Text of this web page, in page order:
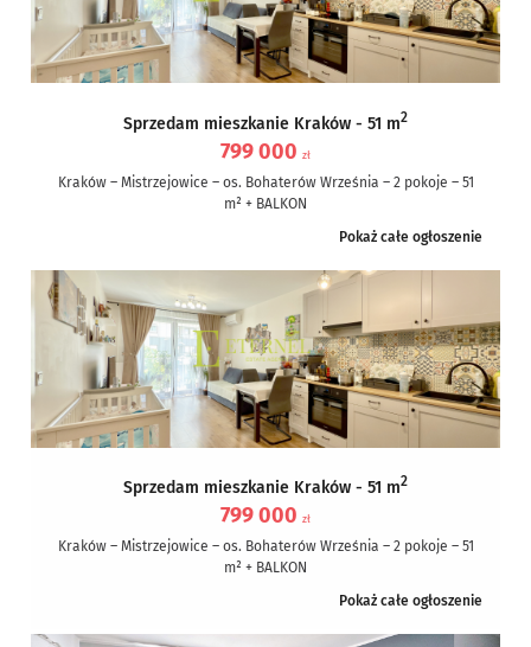
Sprzedam mieszkanie Kraków - 51 m2
799 000 zł
Kraków – Mistrzejowice – os. Bohaterów Września – 2 pokoje – 51
m² + BALKON
Nieruchomość: Nowoczesne i funkcjonalne...
Pokaż całe ogłoszenie
Sprzedam mieszkanie Kraków - 51 m2
799 000 zł
Kraków – Mistrzejowice – os. Bohaterów Września – 2 pokoje – 51
m² + BALKON
Nieruchomość: Nowoczesne i funkcjonalne...
Pokaż całe ogłoszenie